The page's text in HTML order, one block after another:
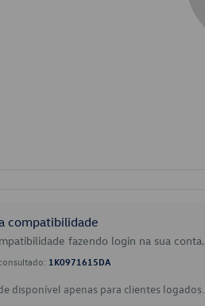
compatibilidade
fazendo login na sua conta.
1K0971615DA
disponível apenas para clientes logados.